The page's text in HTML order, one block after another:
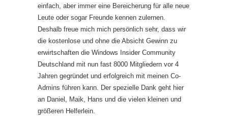
einfach, aber immer eine Bereicherung für alle neue
Leute oder sogar Freunde kennen zulernen.
Deshalb freue mich mich persönlich sehr, dass wir
die kostenlose und ohne die Absicht Gewinn zu
erwirtschaften die Windows Insider Community
Deutschland mit nun fast 8000 Mitgliedern vor 4
Jahren gegründet und erfolgreich mit meinen Co-
Admins führen kann. Der spezielle Dank geht hier
an Daniel, Maik, Hans und die vielen kleinen und
größeren Helferlein.